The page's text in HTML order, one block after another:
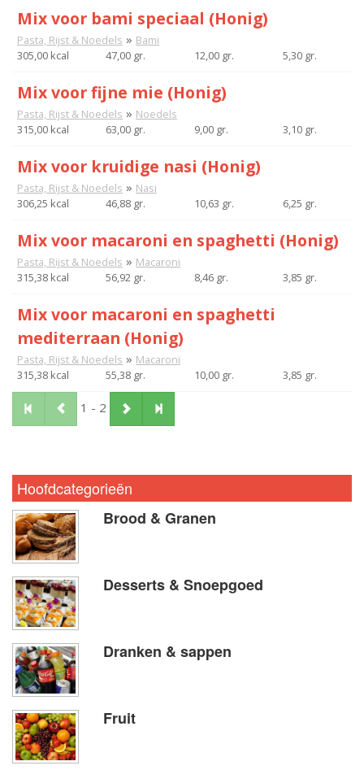
Mix voor bami speciaal (Honig)
Pasta, Rijst & Noedels » Bami
305,00 kcal
47,00 gr. 12,00 gr. 5,30 gr.
Mix voor fijne mie (Honig)
Pasta, Rijst & Noedels » Noedels
315,00 kcal
63,00 gr. 9,00 gr. 3,10 gr.
Mix voor kruidige nasi (Honig)
Pasta, Rijst & Noedels » Nasi
306,25 kcal
46,88 gr. 10,63 gr. 6,25 gr.
Mix voor macaroni en spaghetti (Honig)
Pasta, Rijst & Noedels » Macaroni
315,38 kcal
56,92 gr. 8,46 gr. 3,85 gr.
Mix voor macaroni en spaghetti
mediterraan (Honig)
Pasta, Rijst & Noedels » Macaroni
315,38 kcal
55,38 gr. 10,00 gr. 3,85 gr.
1 - 2
Hoofdcategorieën
Brood & Granen
Desserts & Snoepgoed
Dranken & sappen
Fruit